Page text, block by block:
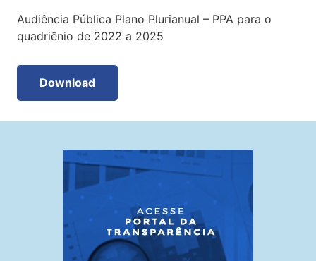
Audiência Pública Plano Plurianual – PPA para o
quadriênio de 2022 a 2025
Download